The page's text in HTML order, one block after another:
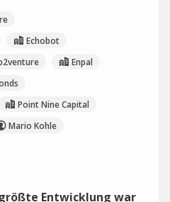
Echobot
Enpal
Point Nine Capital
Mario Kohle